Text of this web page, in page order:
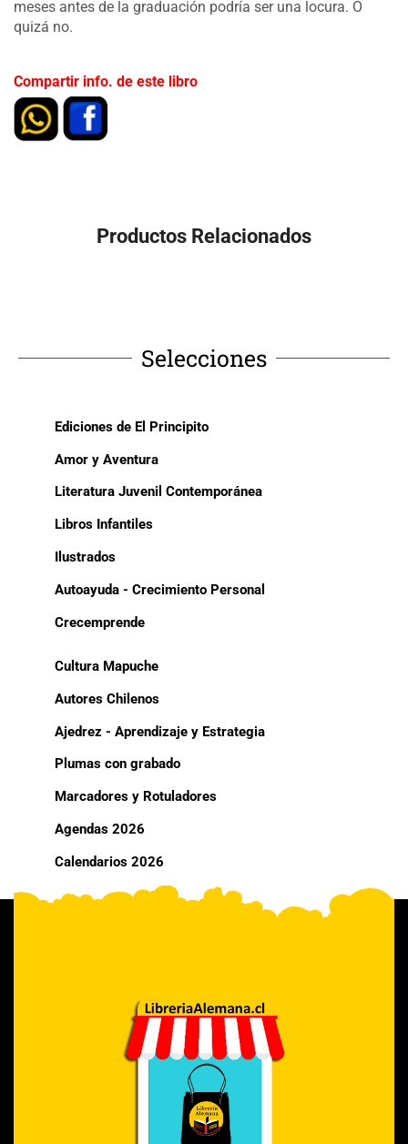
meses antes de la graduación podría ser una locura. O
quizá no.
Compartir info. de este libro
Productos Relacionados
Selecciones
Ediciones de El Principito
Amor y Aventura
Literatura Juvenil Contemporánea
Libros Infantiles
Ilustrados
Autoayuda - Crecimiento Personal
Crecemprende
Cultura Mapuche
Autores Chilenos
Ajedrez - Aprendizaje y Estrategia
Plumas con grabado
Marcadores y Rotuladores
Agendas 2026
Calendarios 2026